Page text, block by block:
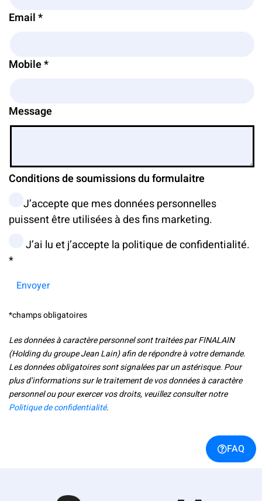
Email *
Mobile *
Message
Conditions de soumissions du formulaitre
J’accepte que mes données personnelles
puissent être utilisées à des fins marketing.
J’ai lu et j’accepte la politique de confidentialité.
*
Envoyer
*champs obligatoires
Les données à caractère personnel sont traitées par FINALAIN
(Holding du groupe Jean Lain) afin de répondre à votre demande.
Les données obligatoires sont signalées par un astérisque. Pour
plus d’informations sur le traitement de vos données à caractère
personnel ou pour exercer vos droits, veuillez consulter notre
Politique de confidentialité.
FAQ